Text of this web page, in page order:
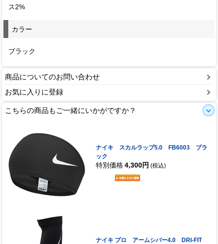
ス2%
カラー
ブラック
商品についてのお問い合わせ
お気に入りに登録
こちらの商品もご一緒にいかがですか？
ナイキ スカルラップ5.0 FB6003 ブラ
ック
特別価格 4,300円 (税込)
ナイキ プロ アームシバー4.0 DRI-FIT